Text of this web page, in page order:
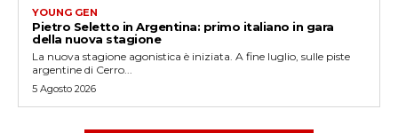
YOUNG GEN
Pietro Seletto in Argentina: primo italiano in gara
della nuova stagione
La nuova stagione agonistica è iniziata. A fine luglio, sulle piste
argentine di Cerro...
5 Agosto 2026